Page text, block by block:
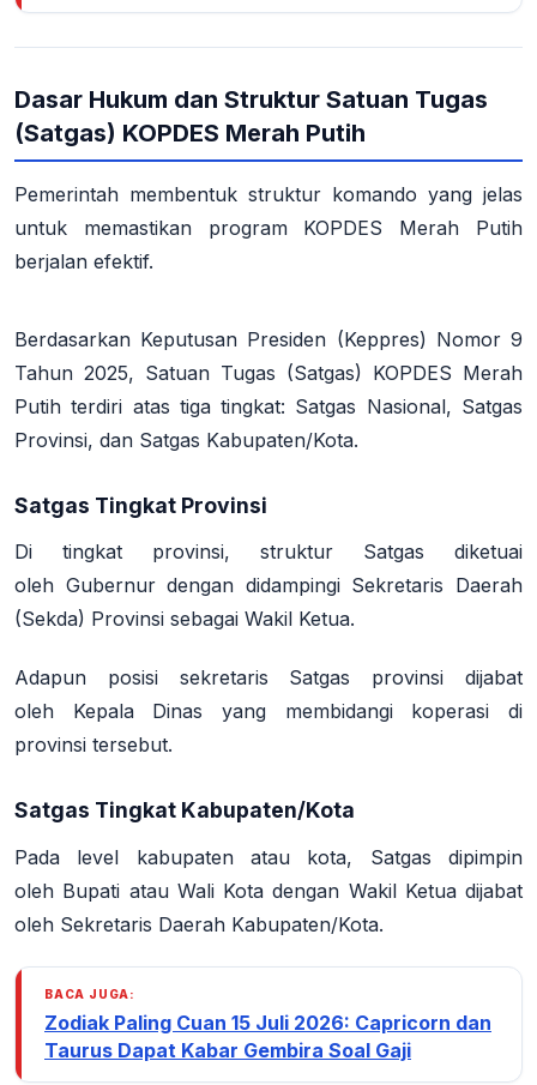
Dasar Hukum dan Struktur Satuan Tugas
(Satgas) KOPDES Merah Putih
Pemerintah membentuk struktur komando yang jelas
untuk memastikan program KOPDES Merah Putih
berjalan efektif.
Berdasarkan Keputusan Presiden (Keppres) Nomor 9
Tahun 2025, Satuan Tugas (Satgas) KOPDES Merah
Putih terdiri atas tiga tingkat: Satgas Nasional, Satgas
Provinsi, dan Satgas Kabupaten/Kota.
Satgas Tingkat Provinsi
Di tingkat provinsi, struktur Satgas diketuai
oleh Gubernurdengan didampingi Sekretaris Daerah
(Sekda) Provinsi sebagai Wakil Ketua.
Adapun posisi sekretaris Satgas provinsi dijabat
oleh Kepala Dinas yang membidangi koperasi di
provinsi tersebut.
Satgas Tingkat Kabupaten/Kota
Pada level kabupaten atau kota, Satgas dipimpin
oleh Bupati atau Wali Kota dengan Wakil Ketua dijabat
oleh Sekretaris Daerah Kabupaten/Kota.
BACA JUGA:
Zodiak Paling Cuan 15 Juli 2026: Capricorn dan
Taurus Dapat Kabar Gembira Soal Gaji